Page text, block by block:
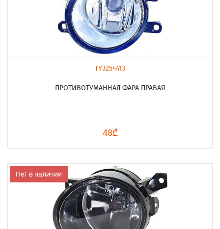
TY3254413
ПРОТИВОТУМАННАЯ ФАРА ПРАВАЯ
48₾
Нет в наличии